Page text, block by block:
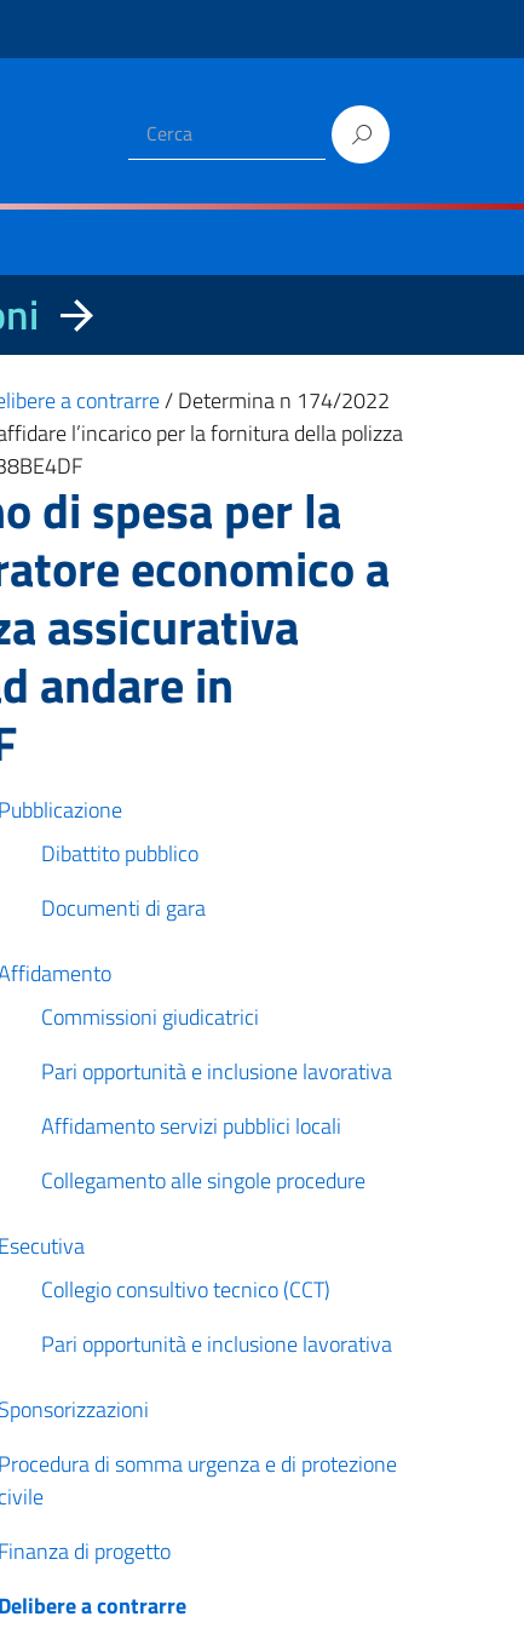
a contrarre/Determina n 174/2022
l’incarico per la fornitura della polizza
di spesa per la
economico a
assicurativa
andare in
Pubblicazione
Dibattito pubblico
Documenti di gara
Commissioni giudicatrici
Pari opportunità e inclusione lavorativa
Affidamento servizi pubblici locali
Collegamento alle singole procedure
Esecutiva
Collegio consultivo tecnico (CCT)
Pari opportunità e inclusione lavorativa
Sponsorizzazioni
Procedura di somma urgenza e di protezione
civile
Finanza di progetto
Delibere a contrarre